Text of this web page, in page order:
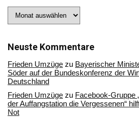
Sie
Archiv
Neuste Kommentare
Frieden Umzüge zu Bayerischer
Söder auf der Bundeskonferenz der
Deutschland
Frieden Umzüge zu Facebook-Gruppe
der Auffangstation die Vergessenen“
Not